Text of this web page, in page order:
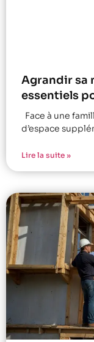
Agrandir sa
essentiels
Face à une
d’espace
Lire la suite »